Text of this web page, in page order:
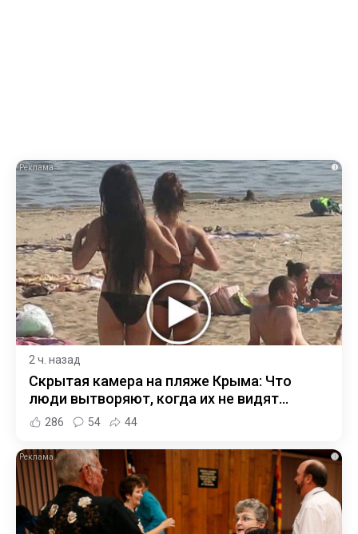
i
2 ч. назад
Скрытая камера на пляже Крыма: Что
люди вытворяют, когда их не видят...
286 54 44
i